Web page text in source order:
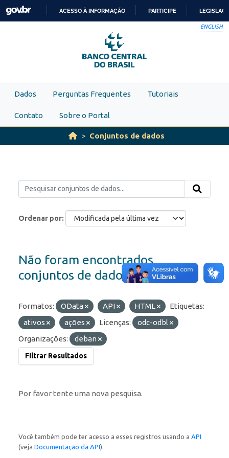
Skip to main content
PARA
O
CONTEÚDO
ACESSO À INFORMAÇÃO PARTICIPE
ENGLISH
Dados Perguntas Frequentes Tutoriais
Contato Sobre o Portal
Conjuntos de dados
Ordenar por
Não foram encontrados
conjuntos de dados
Formatos: OData API HTML
Etiquetas:
ativos
ações Licenças:
odc-odbl
Organizações:
deban
Filtrar Resultados
Por favor tente uma nova pesquisa.
Você também pode ter acesso a esses registros usando a API
(veja Documentação da API).